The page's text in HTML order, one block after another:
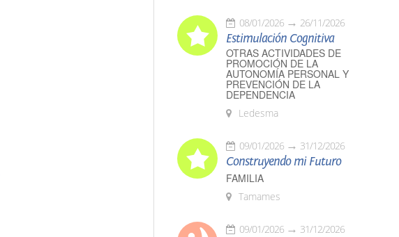
08/01/2026 26/11/2026
Estimulación Cognitiva
OTRAS ACTIVIDADES DE
PROMOCIÓN DE LA
AUTONOMÍA PERSONAL Y
PREVENCIÓN DE LA
DEPENDENCIA
Ledesma
09/01/2026 31/12/2026
Construyendo mi Futuro
FAMILIA
Tamames
09/01/2026 31/12/2026